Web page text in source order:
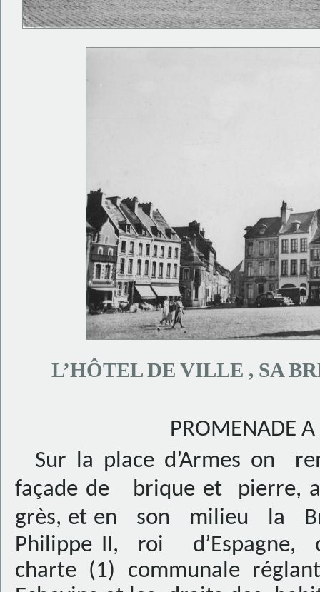
L’HÔTEL DE VILLE , SA
PROMENADE
Sur la place d’Armes on
façade de brique et pierre,
grès, et en son milieu la
Philippe II,
roi d’Espagne,
charte (1) communale